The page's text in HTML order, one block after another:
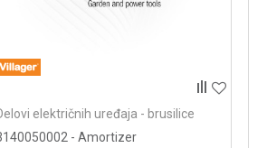
električnih uređaja - brusilice
- Amortizer